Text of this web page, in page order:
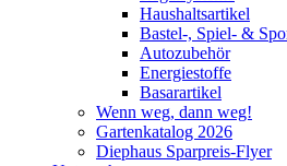
Haushaltsartikel
Bastel-, Spiel- &
Autozubehör
Energiestoffe
Basarartikel
Wenn weg, dann weg!
Gartenkatalog 2026
Diephaus Sparpreis-Flyer